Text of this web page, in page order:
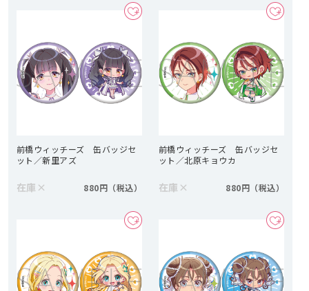
前橋ウィッチーズ 缶バッジセ
ット／新里アズ
在庫 × 880円
前橋ウィッチーズ 缶バッジセ
ット／北原キョウカ
在庫 × 880円